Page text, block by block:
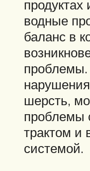
водные
баланс в
шерсть,
проблемы
трактом и
системой.